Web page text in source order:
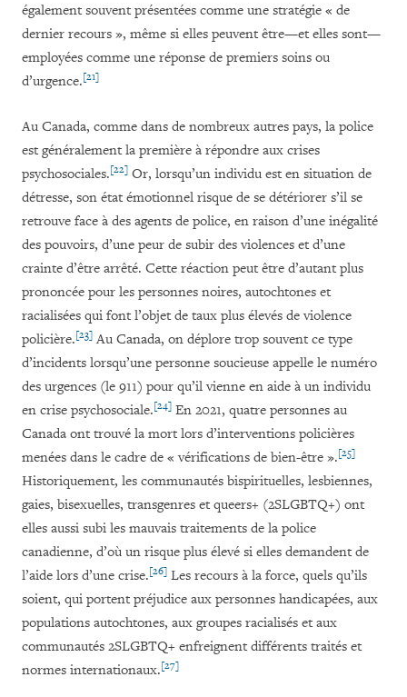
également souvent présentées comme une stratégie « de
dernier recours », même si elles peuvent être—et elles sont—
employées comme une réponse de premiers soins ou
d’urgence.[21]
Au Canada, comme dans de nombreux autres pays, la police
est généralement la première à répondre aux crises
psychosociales.[22] Or, lorsqu’un individu est en situation de
détresse, son état émotionnel risque de se détériorer s’il se
retrouve face à des agents de police, en raison d’une inégalité
des pouvoirs, d’une peur de subir des violences et d’une
crainte d’être arrêté. Cette réaction peut être d’autant plus
prononcée pour les personnes noires, autochtones et
racialisées qui font l’objet de taux plus élevés de violence
policière.[23] Au Canada, on déplore trop souvent ce type
d’incidents lorsqu’une personne soucieuse appelle le numéro
des urgences (le 911) pour qu’il vienne en aide à un individu
en crise psychosociale.[24] En 2021, quatre personnes au
Canada ont trouvé la mort lors d’interventions policières
menées dans le cadre de « vérifications de bien-être ».[25]
Historiquement, les communautés bispirituelles, lesbiennes,
gaies, bisexuelles, transgenres et queers+ (2SLGBTQ+) ont
elles aussi subi les mauvais traitements de la police
canadienne, d’où un risque plus élevé si elles demandent de
l’aide lors d’une crise.[26] Les recours à la force, quels qu’ils
soient, qui portent préjudice aux personnes handicapées, aux
populations autochtones, aux groupes racialisés et aux
communautés 2SLGBTQ+ enfreignent différents traités et
normes internationaux.[27]